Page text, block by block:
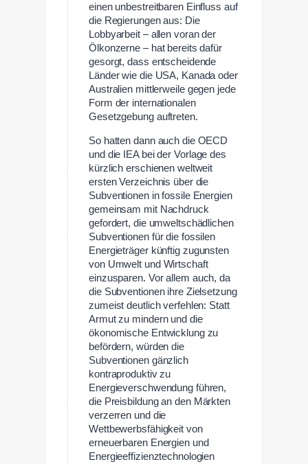
einen unbestreitbaren Einfluss auf
die Regierungen aus: Die
Lobbyarbeit – allen voran der
Ölkonzerne – hat bereits dafür
gesorgt, dass entscheidende
Länder wie die USA, Kanada oder
Australien mittlerweile gegen jede
Form der internationalen
Gesetzgebung auftreten.
So hatten dann auch die OECD
und die IEA bei der Vorlage des
kürzlich erschienen weltweit
ersten Verzeichnis über die
Subventionen in fossile Energien
gemeinsam mit Nachdruck
gefordert, die umweltschädlichen
Subventionen für die fossilen
Energieträger künftig zugunsten
von Umwelt und Wirtschaft
einzusparen. Vor allem auch, da
die Subventionen ihre Zielsetzung
zumeist deutlich verfehlen: Statt
Armut zu mindern und die
ökonomische Entwicklung zu
befördern, würden die
Subventionen gänzlich
kontraproduktiv zu
Energieverschwendung führen,
die Preisbildung an den Märkten
verzerren und die
Wettbewerbsfähigkeit von
erneuerbaren Energien und
Energieeffizienztechnologien